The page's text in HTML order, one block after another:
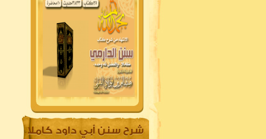
شرح سنن أبي داود كاملا